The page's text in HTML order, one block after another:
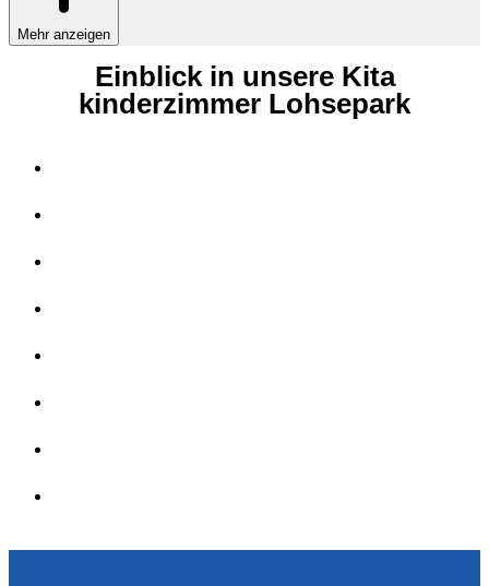
Mehr anzeigen
Einblick in unsere Kita
kinderzimmer Lohsepark